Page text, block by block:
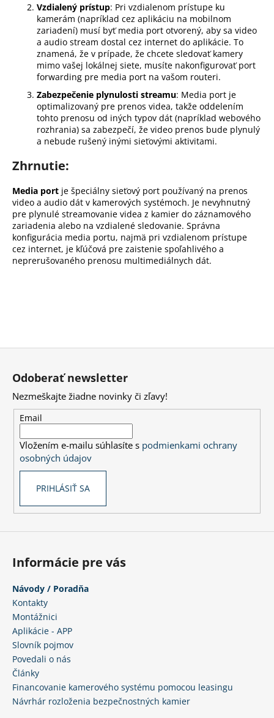
Vzdialený prístup: Pri vzdialenom prístupe ku
kamerám (napríklad cez aplikáciu na mobilnom
zariadení) musí byť media port otvorený, aby sa video
a audio stream dostal cez internet do aplikácie. To
znamená, že v prípade, že chcete sledovať kamery
mimo vašej lokálnej siete, musíte nakonfigurovať port
forwarding pre media port na vašom routeri.
Zabezpečenie plynulosti streamu: Media port je
optimalizovaný pre prenos videa, takže oddelením
tohto prenosu od iných typov dát (napríklad webového
rozhrania) sa zabezpečí, že video prenos bude plynulý
a nebude rušený inými sieťovými aktivitami.
Zhrnutie:
Media port je špeciálny sieťový port používaný na prenos
video a audio dát v kamerových systémoch. Je nevyhnutný
pre plynulé streamovanie videa z kamier do záznamového
zariadenia alebo na vzdialené sledovanie. Správna
konfigurácia media portu, najmä pri vzdialenom prístupe
cez internet, je kľúčová pre zaistenie spoľahlivého a
neprerušovaného prenosu multimediálnych dát.
Z
Odoberať newsletter
Nezmeškajte žiadne novinky či zľavy!
Email
Vložením e-mailu súhlasíte s podmienkami ochrany
osobných údajov
PRIHLÁSIŤ SA
Informácie pre vás
Návody / Poradňa
Kontakty
Montážnici
Aplikácie - APP
Slovník pojmov
Povedali o nás
Články
Financovanie kamerového systému pomocou leasingu
Návrhár rozloženia bezpečnostných kamier